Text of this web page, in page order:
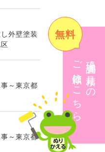
現地調査・見積りの
ご依頼はこちら
無料
外壁塗装
～東京都
～東京都